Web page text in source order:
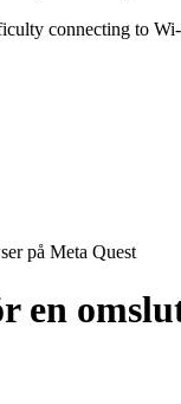
connecting to
på Meta Quest